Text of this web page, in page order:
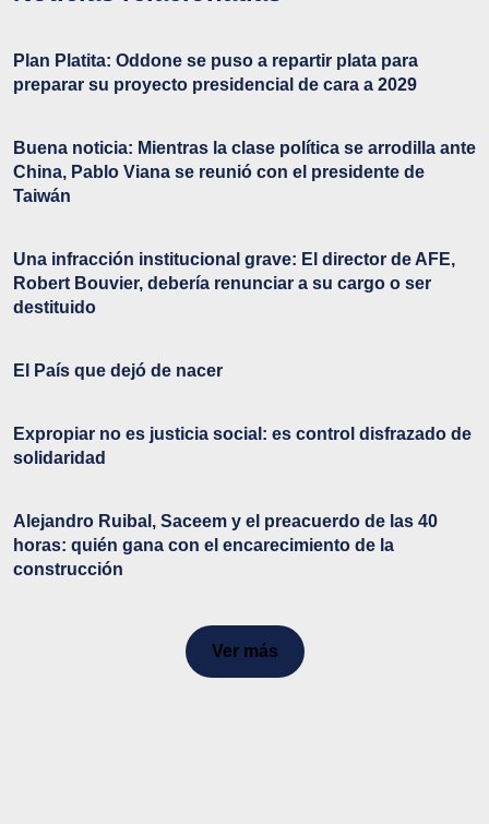
Plan Platita: Oddone se puso a repartir plata para
preparar su proyecto presidencial de cara a 2029
Buena noticia: Mientras la clase política se arrodilla ante
China, Pablo Viana se reunió con el presidente de
Taiwán
Una infracción institucional grave: El director de AFE,
Robert Bouvier, debería renunciar a su cargo o ser
destituido
El País que dejó de nacer
Expropiar no es justicia social: es control disfrazado de
solidaridad
Alejandro Ruibal, Saceem y el preacuerdo de las 40
horas: quién gana con el encarecimiento de la
construcción
Ver más